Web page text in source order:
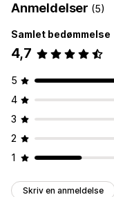
Anmeldelser (5)
Samlet bedømmelse
4,7
5
4
3
2
1
Skriv en anmeldelse